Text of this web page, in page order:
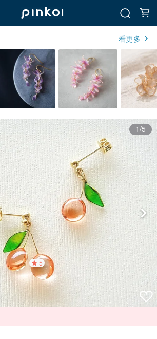
看更多
1/5
5